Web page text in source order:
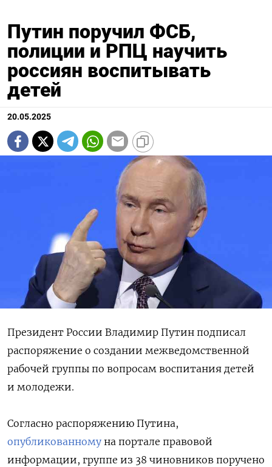
Путин поручил ФСБ,
полиции и РПЦ научить
россиян воспитывать
детей
20.05.2025
Президент России Владимир Путин подписал
распоряжение о создании межведомственной
рабочей группы по вопросам воспитания детей
и молодежи.
Согласно распоряжению Путина,
опубликованному на портале правовой
информации, группе из 38 чиновников поручено